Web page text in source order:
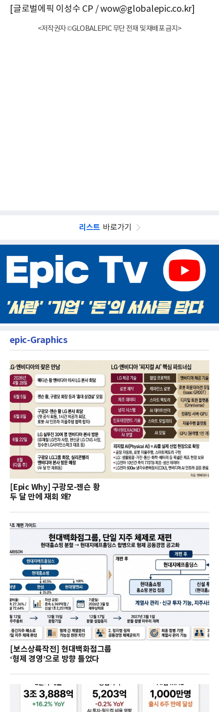
[글로벌에픽 이성수 CP / wow@globalepic.co.kr]
<저작권자 ©GLOBALEPIC 무단 전재 및 재배포 금지>
리스트 바로가기
epic-Graphics
[Epic Why] 구광모-젠슨 황
두 달 만에 재회 왜?
[보스상륙작전] 현대백화점그룹
‘형제 경영’으로 방향 틀었다